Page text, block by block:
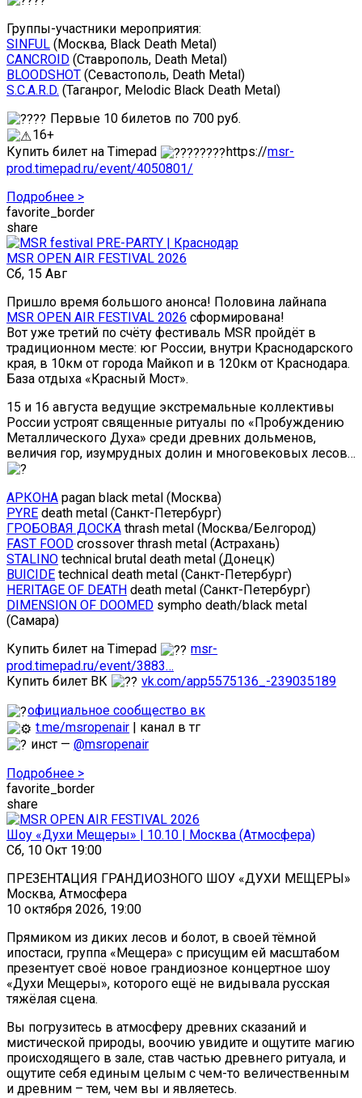
Группы-участники мероприятия:
SINFUL (Москва, Black Death Metal)
CANCROID (Ставрополь, Death Metal)
BLOODSHOT (Севастополь, Death Metal)
S.C.A.R.D. (Таганрог, Melodic Black Death Metal)
Первые 10 билетов по 700 руб.
16+
Купить билет на Timepad
https://msr-
prod.timepad.ru/event/4050801/
Подробнее >
favorite_border
share
MSR OPEN AIR FESTIVAL 2026
Сб, 15 Авг
Пришло время большого анонса! Половина лайнапа
MSR OPEN AIR FESTIVAL 2026 сформирована!
Вот уже третий по счёту фестиваль MSR пройдёт в
традиционном месте: юг России, внутри Краснодарского
края, в 10км от города Майкоп и в 120км от Краснодара.
База отдыха «Красный Мост».
15 и 16 августа ведущие экстремальные коллективы
России устроят священные ритуалы по «Пробуждению
Металлического Духа» среди древних дольменов,
величия гор, изумрудных долин и многовековых лесов…
АРКОНА pagan black metal (Москва)
PYRE death metal (Санкт-Петербург)
ГРОБОВАЯ ДОСКА thrash metal (Москва/Белгород)
FAST FOOD crossover thrash metal (Астрахань)
STALINO technical brutal death metal (Донецк)
BUICIDE technical death metal (Санкт-Петербург)
HERITAGE OF DEATH death metal (Санкт-Петербург)
DIMENSION OF DOOMED sympho death/black metal
(Самара)
Купить билет на Timepad
msr-
prod.timepad.ru/event/3883…
Купить билет ВК
vk.com/app5575136_-239035189
официальное сообщество вк
t.me/msropenair | канал в тг
инст —@msropenair
Подробнее >
favorite_border
share
Шоу «Духи Мещеры» | 10.10 | Москва (Атмосфера)
Сб, 10 Окт 19:00
ПРЕЗЕНТАЦИЯ ГРАНДИОЗНОГО ШОУ «ДУХИ МЕЩЕРЫ»
Москва, Атмосфера
10 октября 2026, 19:00
Прямиком из диких лесов и болот, в своей тёмной
ипостаси, группа «Мещера» с присущим ей масштабом
презентует своё новое грандиозное концертное шоу
«Духи Мещеры», которого ещё не видывала русская
тяжёлая сцена.
Вы погрузитесь в атмосферу древних сказаний и
мистической природы, воочию увидите и ощутите магию
происходящего в зале, став частью древнего ритуала, и
ощутите себя единым целым с чем-то величественным
и древним – тем, чем вы и являетесь.